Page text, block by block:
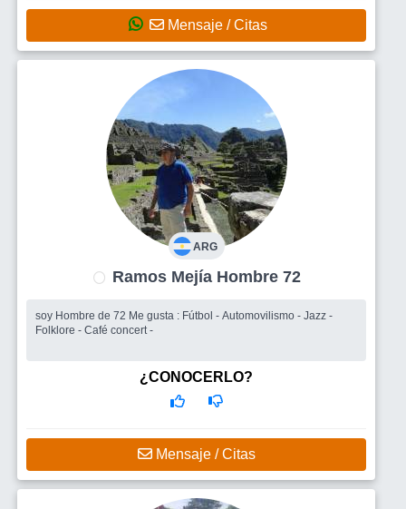
Mensaje / Citas
ARG
Ramos Mejía Hombre 72
soy Hombre de 72 Me gusta : Fútbol - Automovilismo - Jazz -
Folklore - Café concert -
¿CONOCERLO?
Mensaje / Citas